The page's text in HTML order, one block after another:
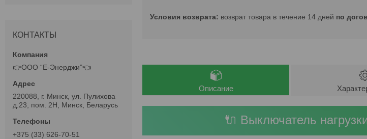
возврат товара в течение 14 дней по
Описание
🔌 Выключатель
КОНТАКТЫ
👉ООО “Е-Энерджи”👈
220088, г. Минск, ул. Пулихова
д.23, пом. 2Н, Минск, Беларусь
+375 (33) 626-70-51